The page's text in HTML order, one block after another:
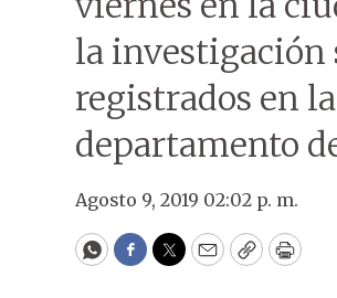
la investigación
registrados en
departamento
Agosto 9, 2019 02:02 p. m.
WhatsApp
Facebook
Twitter
EmailCopyPrint